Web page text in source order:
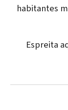
habitantes
Espreita